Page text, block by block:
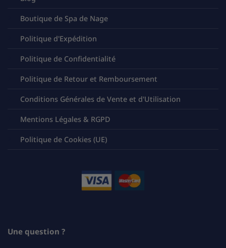
Boutique de Spa de Nage
Politique d'Expédition
Politique de Confidentialité
Politique de Retour et Remboursement
Conditions Générales de Vente et d'Utilisation
Mentions Légales & RGPD
Politique de Cookies (UE)
Une question ?